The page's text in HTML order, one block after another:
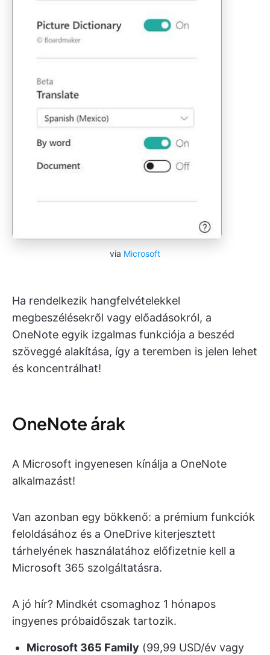
via Microsoft
Ha rendelkezik hangfelvételekkel
megbeszélésekről vagy előadásokról, a
OneNote egyik izgalmas funkciója a beszéd
szöveggé alakítása, így a teremben is jelen lehet
és koncentrálhat!
OneNote árak
A Microsoft ingyenesen kínálja a OneNote
alkalmazást!
Van azonban egy bökkenő: a prémium funkciók
feloldásához és a OneDrive kiterjesztett
tárhelyének használatához előfizetnie kell a
Microsoft 365 szolgáltatásra.
A jó hír? Mindkét csomaghoz 1 hónapos
ingyenes próbaidőszak tartozik.
Microsoft 365 Family (99,99 USD/év vagy